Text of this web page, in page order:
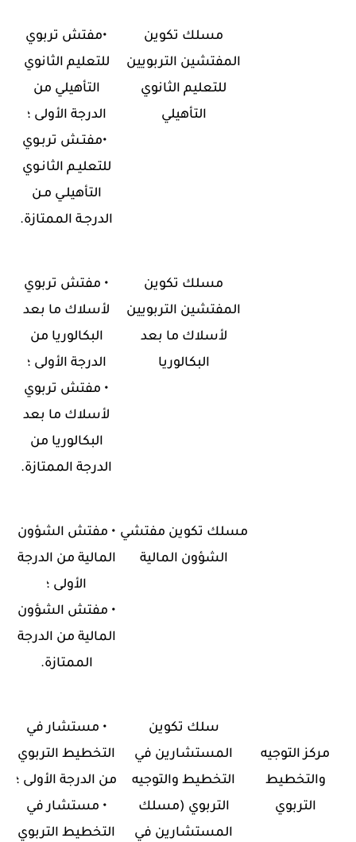
مسلك تكوين
المفتشين التربويين
للتعليم الثانوي
التأهيلي
•مفتش تربوي
للتعليم الثانوي
التأهيلي من
الدرجة الأولى ؛
•مفتـش تربـوي
للتعليـم الثانـوي
التأهيلـي مـن
الدرجـة الممتازة.
مسلك تكوين
المفتشين التربويين
لأسلاك ما بعد
البكالوريا
• مفتش تربوي
لأسلاك ما بعد
البكالوريا من
الدرجة الأولى ؛
• مفتش تربوي
لأسلاك ما بعد
البكالوريا من
الدرجة الممتازة.
مسلك تكوين مفتشي
الشؤون المالية
• مفتش الشؤون
المالية من الدرجة
الأولى ؛
• مفتش الشؤون
المالية من الدرجة
الممتازة.
مركز التوجيه
والتخطيط
التربوي
سلك تكوين
المستشارين في
التخطيط والتوجيه
التربوي )مسلك
المستشارين في
• مستشار في
التخطيط التربوي
من الدرجة الأولى ؛
• مستشار في
التخطيط التربوي